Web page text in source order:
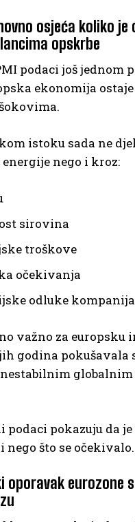
osjeća koliko je
opskrbe
podaci još jednom
ekonomija
istoku sada ne
nego i kroz:
sirovina
troškove
očekivanja
odluke kompanija
važno za
godina pokušavala
podaci pokazuju da je
nego što se očekivalo.
oporavak eurozone